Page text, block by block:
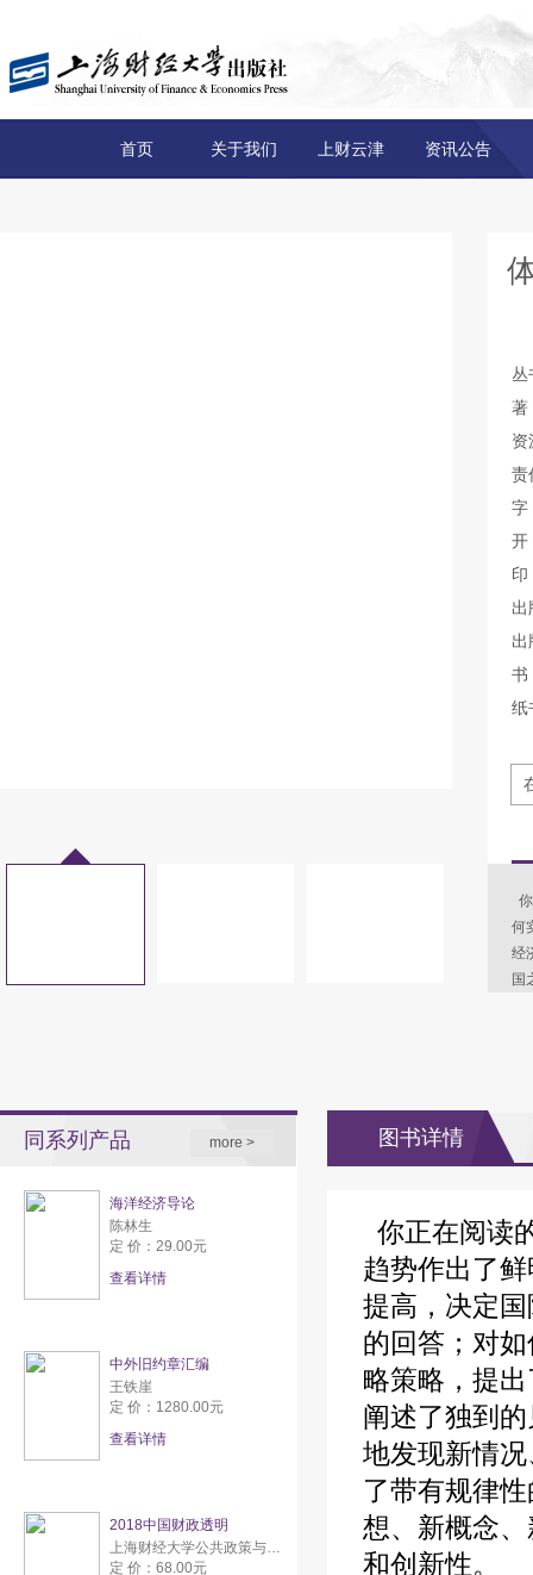
首页 关于我们 上财云津 资讯公告
丛
著
资
责
出
出
纸
何
经
国
同系列产品 more >
海洋经济导论
陈林生
定 价：29.00元
查看详情
中外旧约章汇编
王铁崖
定 价：1280.00元
查看详情
2018中国财政透明
上海财经大学公共政策与研究中心
定 价：68.00元
图书详情
你正在阅读
趋势作出了
提高，决定
的回答；对
略策略，提
阐述了独到
地发现新情
了带有规律
想、新概念
和创新性。